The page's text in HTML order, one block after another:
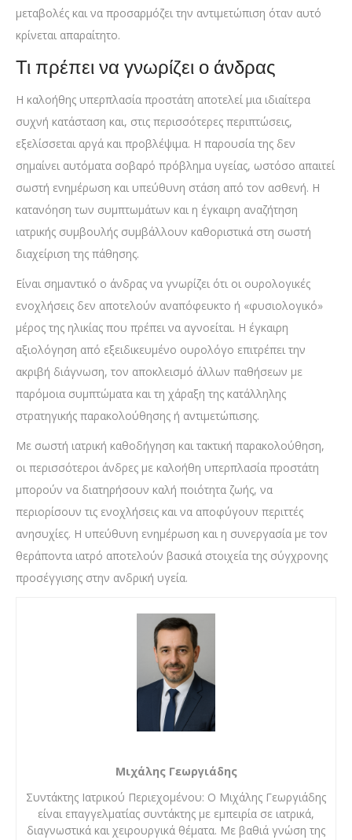
μεταβολές και να προσαρμόζει την αντιμετώπιση όταν αυτό
κρίνεται απαραίτητο.
Τι πρέπει να γνωρίζει ο άνδρας
Η καλοήθης υπερπλασία προστάτη αποτελεί μια ιδιαίτερα
συχνή κατάσταση και, στις περισσότερες περιπτώσεις,
εξελίσσεται αργά και προβλέψιμα. Η παρουσία της δεν
σημαίνει αυτόματα σοβαρό πρόβλημα υγείας, ωστόσο απαιτεί
σωστή ενημέρωση και υπεύθυνη στάση από τον ασθενή. Η
κατανόηση των συμπτωμάτων και η έγκαιρη αναζήτηση
ιατρικής συμβουλής συμβάλλουν καθοριστικά στη σωστή
διαχείριση της πάθησης.
Είναι σημαντικό ο άνδρας να γνωρίζει ότι οι ουρολογικές
ενοχλήσεις δεν αποτελούν αναπόφευκτο ή «φυσιολογικό»
μέρος της ηλικίας που πρέπει να αγνοείται. Η έγκαιρη
αξιολόγηση από εξειδικευμένο ουρολόγο επιτρέπει την
ακριβή διάγνωση, τον αποκλεισμό άλλων παθήσεων με
παρόμοια συμπτώματα και τη χάραξη της κατάλληλης
στρατηγικής παρακολούθησης ή αντιμετώπισης.
Με σωστή ιατρική καθοδήγηση και τακτική παρακολούθηση,
οι περισσότεροι άνδρες με καλοήθη υπερπλασία προστάτη
μπορούν να διατηρήσουν καλή ποιότητα ζωής, να
περιορίσουν τις ενοχλήσεις και να αποφύγουν περιττές
ανησυχίες. Η υπεύθυνη ενημέρωση και η συνεργασία με τον
θεράποντα ιατρό αποτελούν βασικά στοιχεία της σύγχρονης
προσέγγισης στην ανδρική υγεία.
Μιχάλης Γεωργιάδης
Συντάκτης Ιατρικού Περιεχομένου: Ο Μιχάλης Γεωργιάδης
είναι επαγγελματίας συντάκτης με εμπειρία σε ιατρικά,
διαγνωστικά και χειρουργικά θέματα. Με βαθιά γνώση της